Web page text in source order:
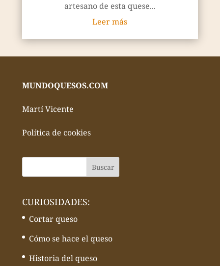
artesano de esta quese...
Leer más
MUNDOQUESOS.COM
Martí Vicente
Política de cookies
CURIOSIDADES:
Cortar queso
Cómo se hace el queso
Historia del queso